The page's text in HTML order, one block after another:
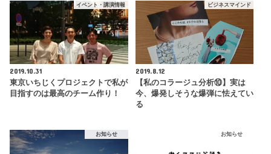
イベント・講演情報
2019.10.31
東京いちじくプロジェクトで私が
目指すのは最高のチーム作り！
ビジネスマインド
2019.8.12
【私のコラージュ分析⑩】実は
今、爆発しそうな爆弾に怯えてい
る
お知らせ お知らせ